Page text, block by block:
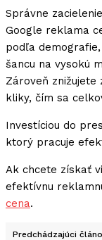
Správne
Google reklama
podľa
šancu na vysokú
Zároveň
kliky, čím sa
Investíciou do
ktorý pracuje
Ak chcete získať
efektívnu
cena.
Predchádzajúci